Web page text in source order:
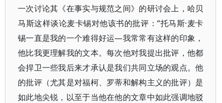
一次讨论其《在事实与规范之间》的研讨会上，哈贝
马斯这样谈论麦卡锡对他该书的批评：“托马斯·麦卡
锡一直是我的一个难得好运—我常常有这样的印象，
他比我更理解我的文本。每次他对我提出批评，他都
会捍卫一些我后来才承认是我们共同立场的观点。他
的批评（尤其是对福柯、罗蒂和解构主义的批评）是
如此地尖锐，以至于当他在他的文章中如此强调地驳